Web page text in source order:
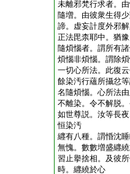
未離邪梵行求者。
隨増。由彼衆生得
諦。虚妄計度外邪
正法毘柰耶中。猶
隨煩惱者。謂所有
煩惱非煩惱。謂除
一切心所法。此復
餘染汚行蘊所攝忿
名隨煩惱。心所法
不離染。令不解脱
如世尊説。汝等長
恒染汚
纒有八種。謂惛沈
無愧。數數増盛纒
習止擧捨相。及彼
時。纒繞於心